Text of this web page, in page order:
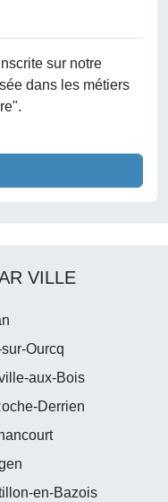
sur notre
dans les métiers
VILLE
Ourcq
aux-Bois
Derrien
en-Bazois